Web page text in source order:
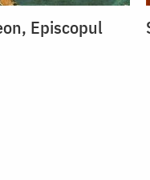
Episcopul